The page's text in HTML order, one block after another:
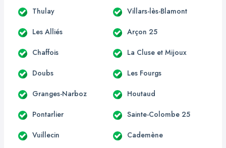
Thulay Villars-lès-Blamont
Les Alliés Arçon 25
Chaffois La Cluse et Mijoux
Doubs Les Fourgs
Granges-Narboz Houtaud
Pontarlier Sainte-Colombe 25
Vuillecin Cademène